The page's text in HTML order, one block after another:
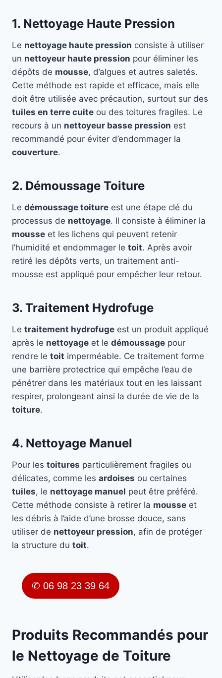
1. Nettoyage Haute Pression
Le nettoyage haute pression consiste à utiliser
un nettoyeur haute pression pour éliminer les
dépôts de mousse, d’algues et autres saletés.
Cette méthode est rapide et efficace, mais elle
doit être utilisée avec précaution, surtout sur des
tuiles en terre cuite ou des toitures fragiles. Le
recours à un nettoyeur basse pression est
recommandé pour éviter d’endommager la
couverture.
2. Démoussage Toiture
Le démoussage toiture est une étape clé du
processus de nettoyage. Il consiste à éliminer la
mousse et les lichens qui peuvent retenir
l’humidité et endommager le toit. Après avoir
retiré les dépôts verts, un traitement anti-
mousse est appliqué pour empêcher leur retour.
3. Traitement Hydrofuge
Le traitement hydrofuge est un produit appliqué
après le nettoyage et le démoussage pour
rendre le toit imperméable. Ce traitement forme
une barrière protectrice qui empêche l’eau de
pénétrer dans les matériaux tout en les laissant
respirer, prolongeant ainsi la durée de vie de la
toiture.
4. Nettoyage Manuel
Pour les toitures particulièrement fragiles ou
délicates, comme les ardoises ou certaines
tuiles, le nettoyage manuel peut être préféré.
Cette méthode consiste à retirer la mousse et
les débris à l’aide d’une brosse douce, sans
utiliser de nettoyeur pression, afin de protéger
la structure du toit.
✆ 06 98 23 39 64
Produits Recommandés pour
le Nettoyage de Toiture